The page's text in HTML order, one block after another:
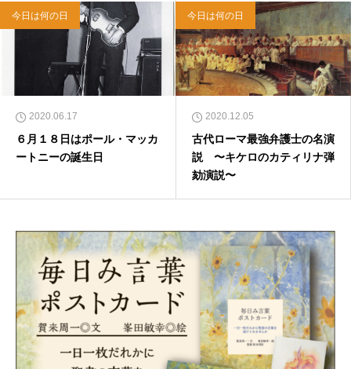
今日は何の日
2020.06.17
６月１８日はポール・マッカ
ートニーの誕生日
今日は何の日
2020.12.05
古代ローマ最強弁護士の名演
説 〜キケロのカティリナ弾
劾演説〜